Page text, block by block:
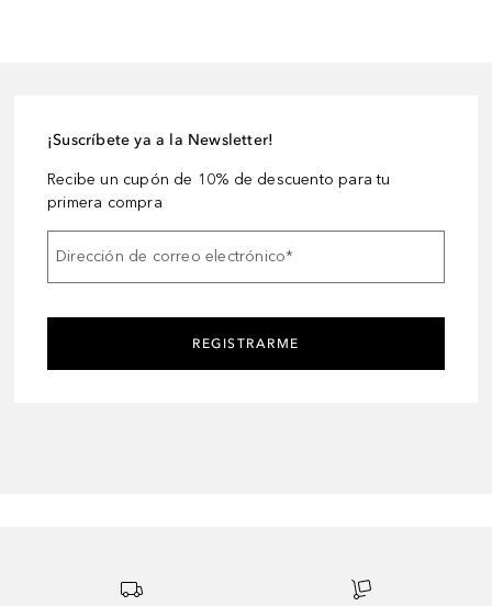
¡Suscríbete ya a la Newsletter!
Recibe un cupón de 10% de descuento para tu
primera compra
Dirección de correo electrónico*
REGISTRARME